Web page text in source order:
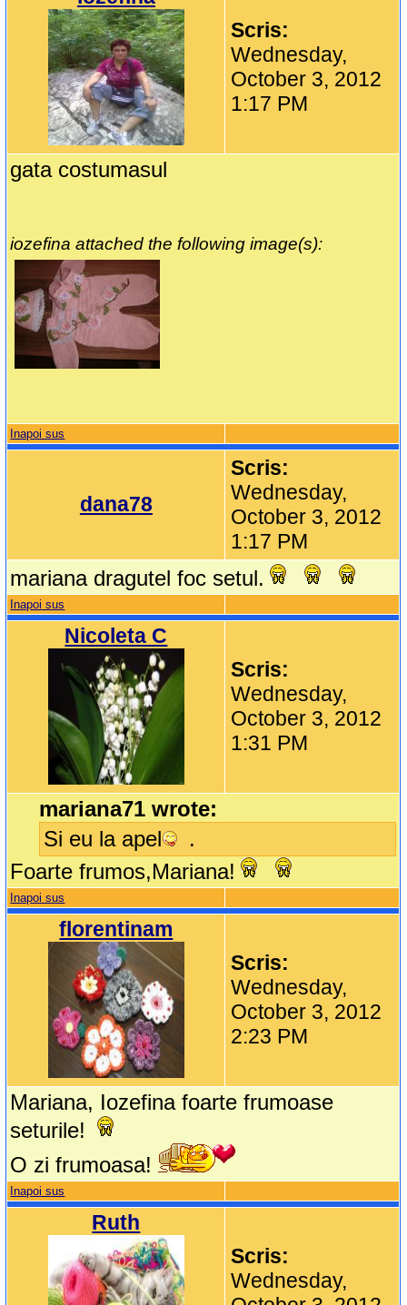
Scris:
Wednesday,
October 3, 2012
1:17 PM
gata costumasul
iozefina attached the following image(s):
Inapoi sus
dana78
Scris:
Wednesday,
October 3, 2012
1:17 PM
mariana dragutel foc setul.
Inapoi sus
Nicoleta C
Scris:
Wednesday,
October 3, 2012
1:31 PM
mariana71 wrote:
Si eu la apel
.
Foarte frumos,Mariana!
Inapoi sus
florentinam
Scris:
Wednesday,
October 3, 2012
2:23 PM
Mariana, Iozefina foarte frumoase
seturile!
O zi frumoasa!
Inapoi sus
Ruth
Scris:
Wednesday,